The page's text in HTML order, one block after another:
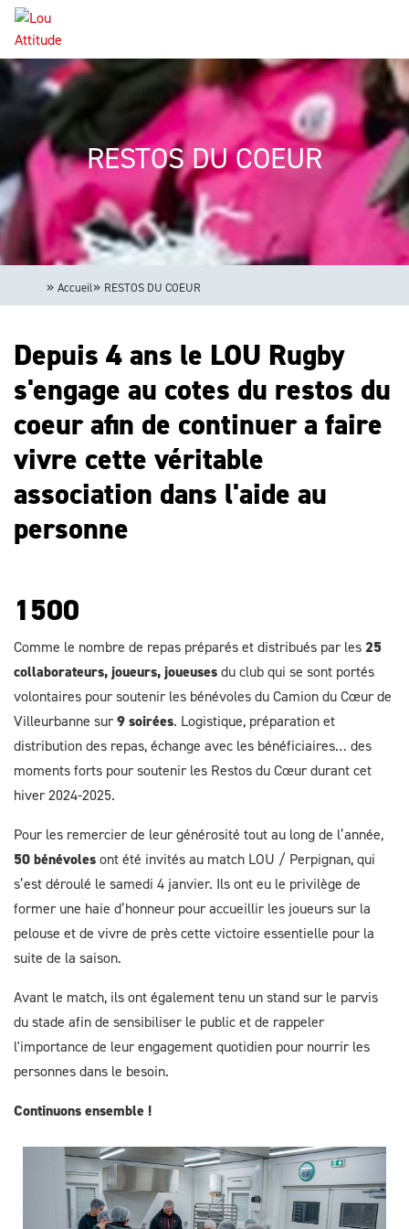
Aller
contenu
principal
Navigation
principale
RESTOS DU COEUR
Accueil RESTOS DU COEUR
Depuis 4 ans le LOU Rugby
s'engage au cotes du restos du
coeur afin de continuer a faire
vivre cette véritable
association dans l'aide au
personne
1500
Comme le nombre de repas préparés et distribués par les 25
collaborateurs, joueurs, joueusesdu club qui se sont portés
volontaires pour soutenir les bénévoles du Camion du Cœur de
Villeurbanne sur9 soirées. Logistique, préparation et
distribution des repas, échange avec les bénéficiaires… des
moments forts pour soutenir les Restos du Cœur durant cet
hiver 2024-2025.
Pour les remercier de leur générosité tout au long de l’année,
50 bénévolesont été invités au match LOU / Perpignan, qui
s’est déroulé le samedi 4 janvier. Ils ont eu le privilège de
former une haie d’honneur pour accueillir les joueurs sur la
pelouse et de vivre de près cette victoire essentielle pour la
suite de la saison.
Avant le match, ils ont également tenu un stand sur le parvis
du stade afin de sensibiliser le public et de rappeler
l'importance de leur engagement quotidien pour nourrir les
personnes dans le besoin.
Continuons ensemble !
Image
Panneau de gestion des cookies